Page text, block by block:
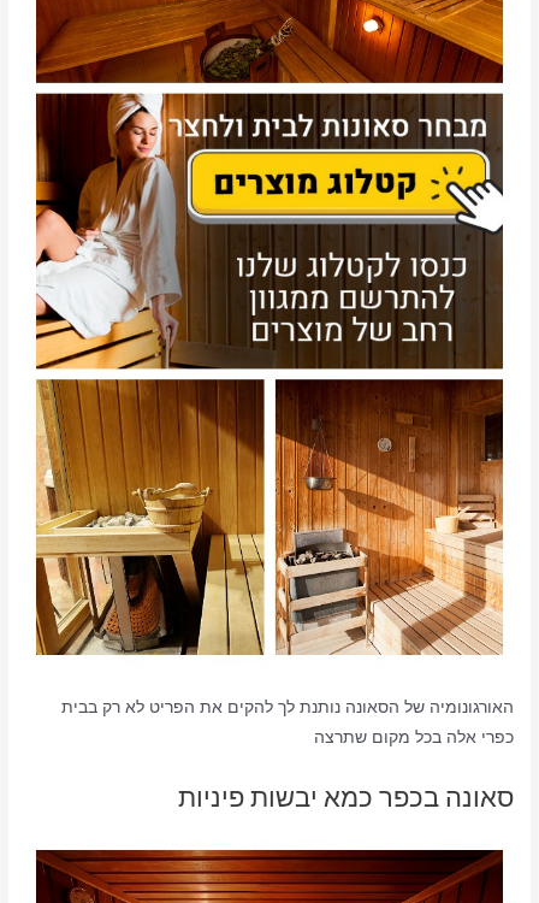
האורגונומיה של הסאונה נותנת לך להקים את הפריט לא רק בבית
כפרי אלה בכל מקום שתרצה
סאונה בכפר כמא יבשות פיניות